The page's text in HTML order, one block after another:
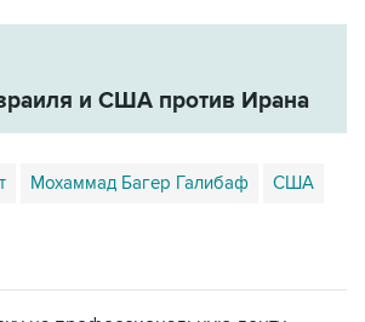
и США против Ирана
Мохаммад Багер Галибаф США